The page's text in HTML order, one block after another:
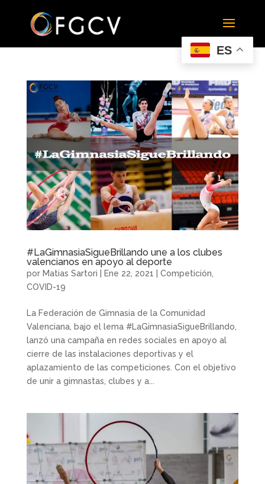
#LaGimnasiaSigueBrillando une a los clubes
valencianos en apoyo al deporte
por Matias Sartori Ene 22, 2021 Competición
COVID-19
La Federación de Gimnasia de la Comunidad
Valenciana, bajo el lema #LaGimnasiaSigueBrillando,
lanzó una campaña en redes sociales en apoyo al
cierre de las instalaciones deportivas y el
aplazamiento de las competiciones. Con el objetivo
de unir a gimnastas, clubes y a...
ES